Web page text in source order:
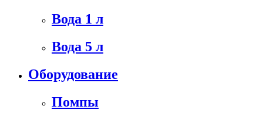
Вода 1 л
Вода 5 л
Оборудование
Помпы